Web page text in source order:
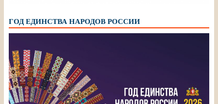
ГОД ЕДИНСТВА НАРОДОВ РОССИИ